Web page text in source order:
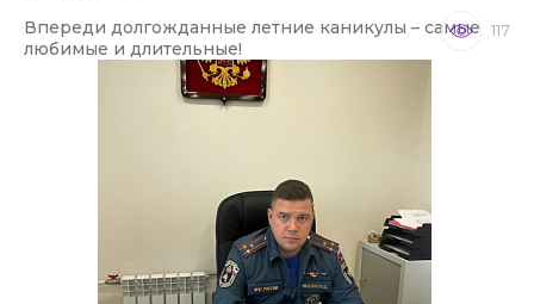
Впереди долгожданные летние каникулы – самые
любимые и длительные!
117